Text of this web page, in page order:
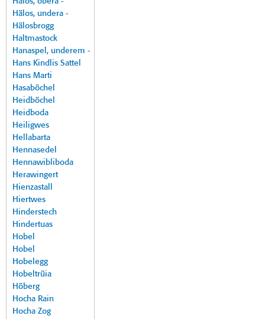
Hälos, undera -
Hälosbrogg
Haltmastock
Hanaspel, underem -
Hans Kindlis Sattel
Hans Marti
Hasaböchel
Heidböchel
Heidboda
Heiligwes
Hellabarta
Hennasedel
Hennawibliboda
Herawingert
Hienzastall
Hiertwes
Hinderstech
Hindertuas
Hobel
Hobel
Hobelegg
Hobeltrüia
Höberg
Hocha Rain
Hocha Zog